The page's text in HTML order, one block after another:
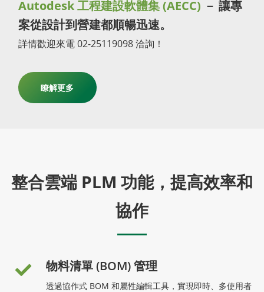
Autodesk 工程建設軟體集 (AECC) － 讓專
案從設計到營建都順暢迅速。
詳情歡迎來電 02-25119098 洽詢！
瞭解更多
整合雲端 PLM 功能，提高效率和
協作
物料清單 (BOM) 管理
透過協作式 BOM 和屬性編輯工具，實現即時、多使用者